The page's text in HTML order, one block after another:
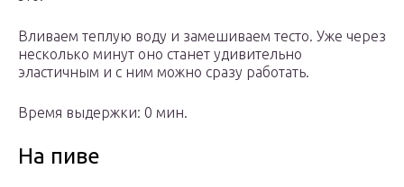
Вливаем теплую воду и замешиваем тесто. Уже через
несколько минут оно станет удивительно
эластичным и с ним можно сразу работать.
Время выдержки: 0 мин.
На пиве